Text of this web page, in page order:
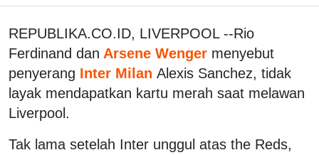
REPUBLIKA.CO.ID, LIVERPOOL --Rio
Ferdinand dan Arsene Wenger menyebut
penyerang Inter Milan Alexis Sanchez, tidak
layak mendapatkan kartu merah saat melawan
Liverpool.
Tak lama setelah Inter unggul atas the Reds,